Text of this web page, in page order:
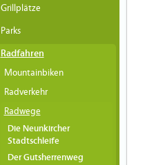
Grillplätze
Parks
Radfahren
Mountainbiken
Radverkehr
Radwege
Die Neunkircher
Stadtschleife
Der Gutsherrenweg